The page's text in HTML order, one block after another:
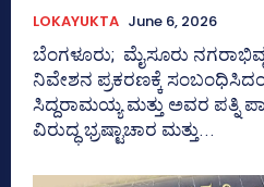
LOKAYUKTA June 6, 2026
ಬೆಂಗಳೂರು; ಮೈಸೂರು
ನಿವೇಶನ ಪ್ರಕರಣಕ್ಕೆ
ಸಿದ್ದರಾಮಯ್ಯ ಮತ್ತು ಅವರ ಪತ್ನಿ
ವಿರುದ್ಧ ಭ್ರಷ್ಟಾಚಾರ ಮತ್ತು...